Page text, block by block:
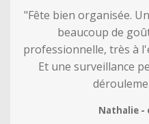
"Fête bien organisée.
beaucoup de
professionnelle, très à
Et une surveillance
Nathalie -